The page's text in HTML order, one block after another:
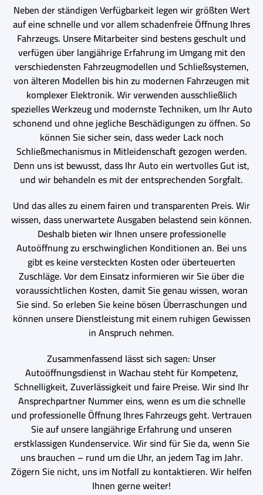
Neben der ständigen Verfügbarkeit legen wir größten Wert
auf eine schnelle und vor allem schadenfreie Öffnung Ihres
Fahrzeugs. Unsere Mitarbeiter sind bestens geschult und
verfügen über langjährige Erfahrung im Umgang mit den
verschiedensten Fahrzeugmodellen und Schließsystemen,
von älteren Modellen bis hin zu modernen Fahrzeugen mit
komplexer Elektronik. Wir verwenden ausschließlich
spezielles Werkzeug und modernste Techniken, um Ihr Auto
schonend und ohne jegliche Beschädigungen zu öffnen. So
können Sie sicher sein, dass weder Lack noch
Schließmechanismus in Mitleidenschaft gezogen werden.
Denn uns ist bewusst, dass Ihr Auto ein wertvolles Gut ist,
und wir behandeln es mit der entsprechenden Sorgfalt.
Und das alles zu einem fairen und transparenten Preis. Wir
wissen, dass unerwartete Ausgaben belastend sein können.
Deshalb bieten wir Ihnen unsere professionelle
Autoöffnung zu erschwinglichen Konditionen an. Bei uns
gibt es keine versteckten Kosten oder überteuerten
Zuschläge. Vor dem Einsatz informieren wir Sie über die
voraussichtlichen Kosten, damit Sie genau wissen, woran
Sie sind. So erleben Sie keine bösen Überraschungen und
können unsere Dienstleistung mit einem ruhigen Gewissen
in Anspruch nehmen.
Zusammenfassend lässt sich sagen: Unser
Autoöffnungsdienst in Wachau steht für Kompetenz,
Schnelligkeit, Zuverlässigkeit und faire Preise. Wir sind Ihr
Ansprechpartner Nummer eins, wenn es um die schnelle
und professionelle Öffnung Ihres Fahrzeugs geht. Vertrauen
Sie auf unsere langjährige Erfahrung und unseren
erstklassigen Kundenservice. Wir sind für Sie da, wenn Sie
uns brauchen – rund um die Uhr, an jedem Tag im Jahr.
Zögern Sie nicht, uns im Notfall zu kontaktieren. Wir helfen
Ihnen gerne weiter!